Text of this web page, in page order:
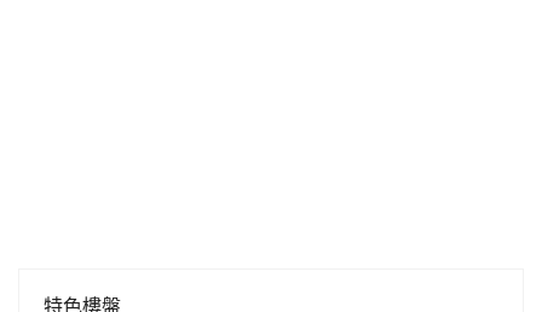
特色樓盤